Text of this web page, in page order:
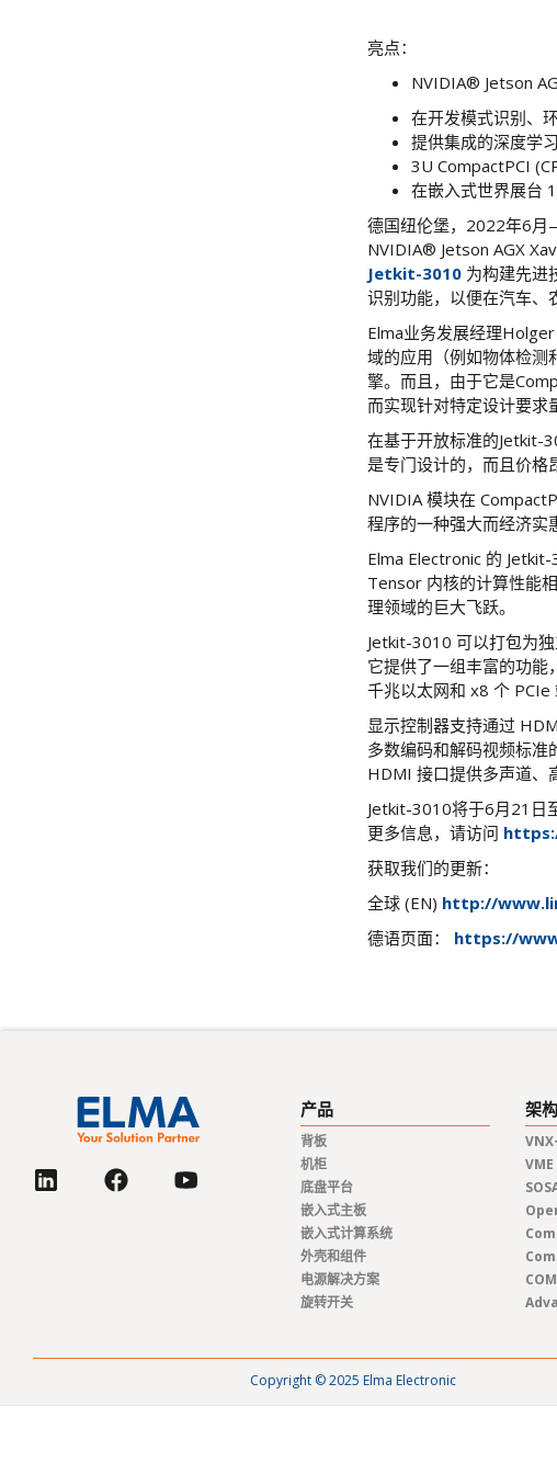
亮点：
NVIDIA® Jetson
在开发模式识别、
提供集成的深度学
3U CompactPCI
在嵌入式世界展台
德国纽伦堡，2022年6月
NVIDIA® Jetson AGX
Jetkit-3010为构建先进
识别功能，以便在汽车、
Elma业务发展经理
域的应用（例如物体检测
擎。而且，由于它是
而实现针对特定设计要求
在基于开放标准的Jetkit-
是专门设计的，而且价格
NVIDIA 模块在
程序的一种强大而经济实
Elma Electronic 的
Tensor 内核的计算性能
理领域的巨大飞跃。
Jetkit-3010 可以打包为独
它提供了一组丰富的功
千兆以太网和 x8 个 PCIe
显示控制器支持通过
多数编码和解码视频标准
HDMI 接口提供多声道、
Jetkit-3010将于6月21日
更多信息，请访问
获取我们的更新：
全球 (EN) http://
德语页面： https://
产品
背板
机柜
底盘平台
嵌入式主板
嵌入式计算系统
外壳和组件
电源解决方案
旋转开关
架构
Copyright © 2025 Elma Electronic